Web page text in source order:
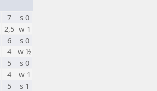
7
s 0
2,5 w 1
6
s 0
4
w ½
5
s 0
4
w 1
5
s 1